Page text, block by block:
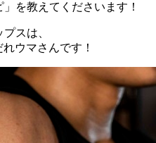
を教えてくださいます！
スは、
ウマさんです！